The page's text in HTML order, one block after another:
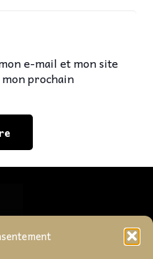
e-mail et mon site
prochain